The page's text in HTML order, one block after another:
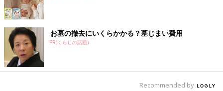
お墓の撤去にいくらかかる？墓じまい費用
PR(くらしの話題)
Recommended by